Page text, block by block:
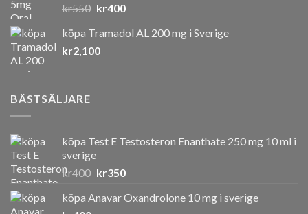
kr550 Det
priset
var:
kr400Det
priset
köpa Tramadol AL 200 mg i Sverige
kr2,100
BÄSTSÄLJARE
köpa Test E Testosteron Enanthate 250 mg 10 ml i
sverige
kr400 Det
priset
kr350Det
priset
köpa Anavar Oxandrolone 10 mg i sverige